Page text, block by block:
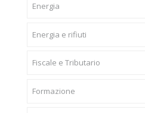
Energia
Energia e rifiuti
Fiscale e Tributario
Formazione